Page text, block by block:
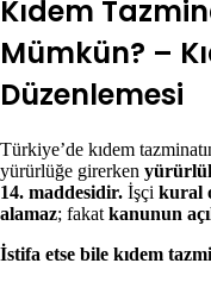
Kıdem
Mümkün? –
Düzenlemesi
Türkiye’de kıdem
yürürlüğe girerken
14. maddesidir. İşçi kural
alamaz; fakat kanunun
İstifa etse bile kıdem